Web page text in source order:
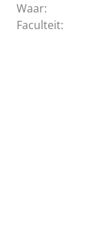
Waar:
Faculteit: